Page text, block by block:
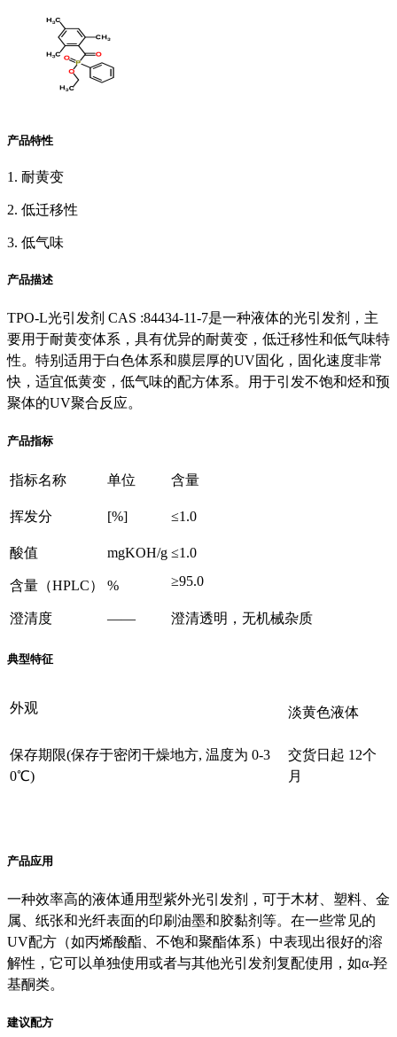
产品特性
1. 耐黄变
2. 低迁移性
3. 低气味
产品描述
TPO-L光引发剂 CAS :84434-11-7是一种液体的光引发剂，主
要用于耐黄变体系，具有优异的耐黄变，低迁移性和低气味特
性。特别适用于白色体系和膜层厚的UV固化，固化速度非常
快，适宜低黄变，低气味的配方体系。用于引发不饱和烃和预
聚体的UV聚合反应。
产品指标
指标名称 单位 含量
挥发分 [%] ≤1.0
酸值 mgKOH/g ≤1.0
含量（HPLC） % ≥95.0
澄清度 —— 澄清透明，无机械杂质
典型特征
外观 淡黄色液体
保存期限(保存于密闭干燥地方, 温度为 0-3
0℃)
交货日起 12个
月
产品应用
一种效率高的液体通用型紫外光引发剂，可于木材、塑料、金
属、纸张和光纤表面的印刷油墨和胶黏剂等。在一些常见的
UV配方（如丙烯酸酯、不饱和聚酯体系）中表现出很好的溶
解性，它可以单独使用或者与其他光引发剂复配使用，如α-羟
基酮类。
建议配方